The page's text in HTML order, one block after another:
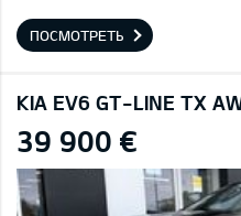
ПОСМОТРЕТЬ
KIA EV6 GT-LINE TX
39 900 €